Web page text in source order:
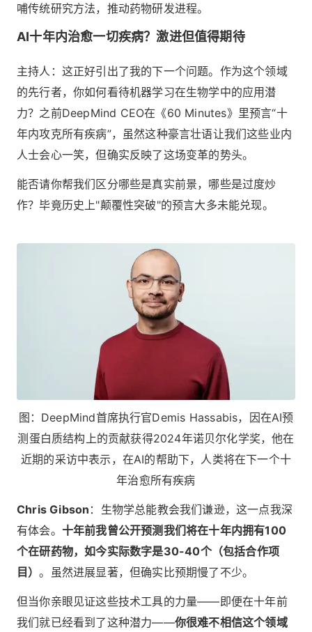
哺传统研究方法，推动药物研发进程。
AI十年内治愈一切疾病？激进但值得期待
主持人：这正好引出了我的下一个问题。作为这个领域
的先行者，你如何看待机器学习在生物学中的应用潜
力？之前DeepMind CEO在《60 Minutes》里预言“十
年内攻克所有疾病”，虽然这种豪言壮语让我们这些业内
人士会心一笑，但确实反映了这场变革的势头。
能否请你帮我们区分哪些是真实前景，哪些是过度炒
作？毕竟历史上"颠覆性突破"的预言大多未能兑现。
图：DeepMind首席执行官Demis Hassabis，因在AI预
测蛋白质结构上的贡献获得2024年诺贝尔化学奖，他在
近期的采访中表示，在AI的帮助下，人类将在下一个十
年治愈所有疾病
Chris Gibson ：生物学总能教会我们谦逊，这一点我深
有体会。 十年前我曾公开预测我们将在十年内拥有100
个在研药物，如今实际数字是30-40个（包括合作项
目）。虽然进展显著，但确实比预期慢了不少。
但当你亲眼见证这些技术工具的力量——即便在十年前
我们就已经看到了这种潜力——你很难不相信这个领域